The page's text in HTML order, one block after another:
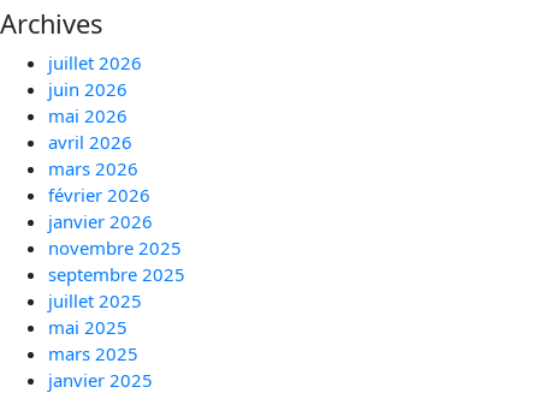
Archives
juillet 2026
juin 2026
mai 2026
avril 2026
mars 2026
février 2026
janvier 2026
novembre 2025
septembre 2025
juillet 2025
mai 2025
mars 2025
janvier 2025